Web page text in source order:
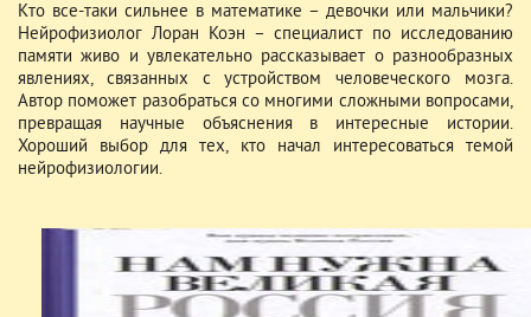
Кто все-таки сильнее в математике – девочки или мальчики?
Нейрофизиолог Лоран Коэн – специалист по исследованию
памяти живо и увлекательно рассказывает о разнообразных
явлениях, связанных с устройством человеческого мозга.
Автор поможет разобраться со многими сложными вопросами,
превращая научные объяснения в интересные истории.
Хороший выбор для тех, кто начал интересоваться темой
нейрофизиологии.